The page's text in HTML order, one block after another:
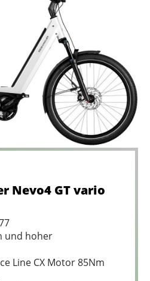
Nevo4 GT vario
und hoher
Line CX Motor 85Nm